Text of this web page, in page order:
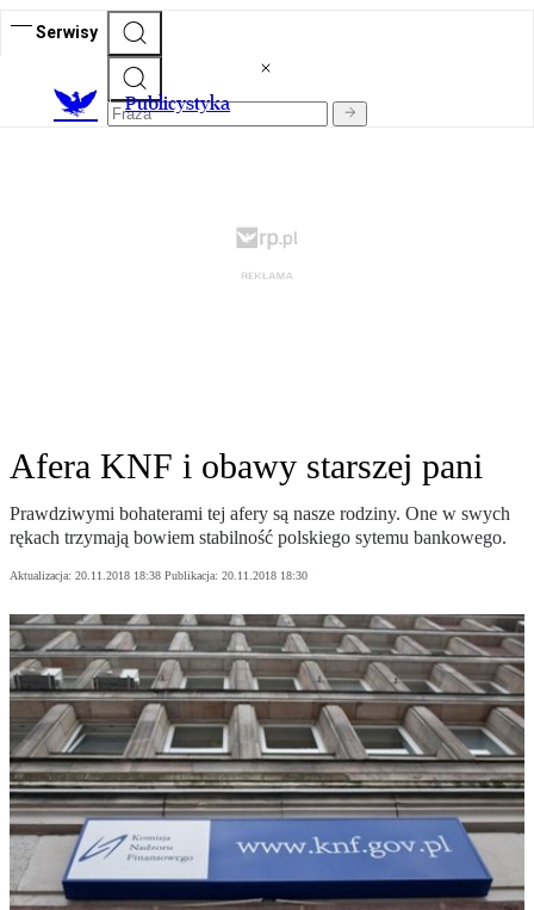
Serwisy
Publicystyka
Afera KNF i obawy starszej pani
Prawdziwymi bohaterami tej afery są nasze rodziny. One w swych
rękach trzymają bowiem stabilność polskiego sytemu bankowego.
Aktualizacja: 20.11.2018 18:38 Publikacja: 20.11.2018 18:30